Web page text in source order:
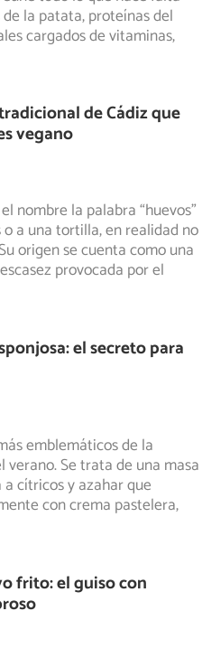
la patata, proteínas del
cargados de vitaminas,
de Cádiz que
vegano
nombre la palabra “huevos”
a una tortilla, en realidad no
origen se cuenta como una
provocada por el
el secreto para
emblemáticos de la
Se trata de una masa
cítricos y azahar que
con crema pastelera,
frito: el guiso con